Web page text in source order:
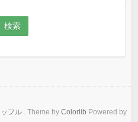
フル. Theme by Colorlib Powered by